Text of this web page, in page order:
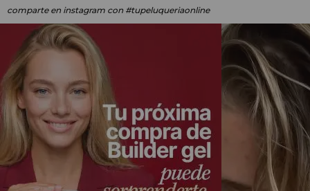
comparte en instagram con #tupeluqueriaonline